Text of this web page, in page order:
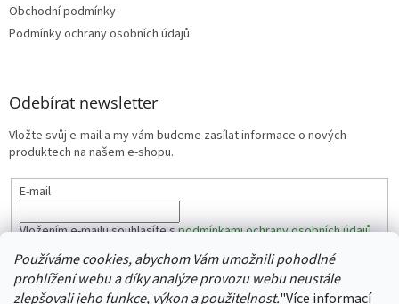
Používáme cookies, abychom Vám umožnili pohodlné
prohlížení webu a díky analýze provozu webu neustále
zlepšovali jeho funkce, výkon a použitelnost."Více informací
Obchodní podmínky
Podmínky ochrany osobních údajů
Odebírat newsletter
Vložte svůj e-mail a my vám budeme zasílat informace o nových
produktech na našem e-shopu.
E-mail
Vložením e-mailu souhlasíte spodmínkami ochrany osobních údajů
PŘIHLÁSIT SE